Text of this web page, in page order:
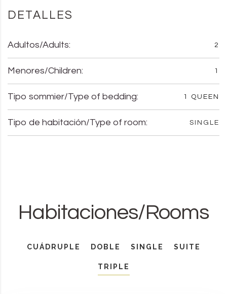
DETALLES
Adultos/Adults: 2
Menores/Children: 1
Tipo sommier/Type of bedding: 1 QUEEN
Tipo de habitación/Type of room: SINGLE
Habitaciones/Rooms
CUÁDRUPLE DOBLE SINGLE SUITE
TRIPLE